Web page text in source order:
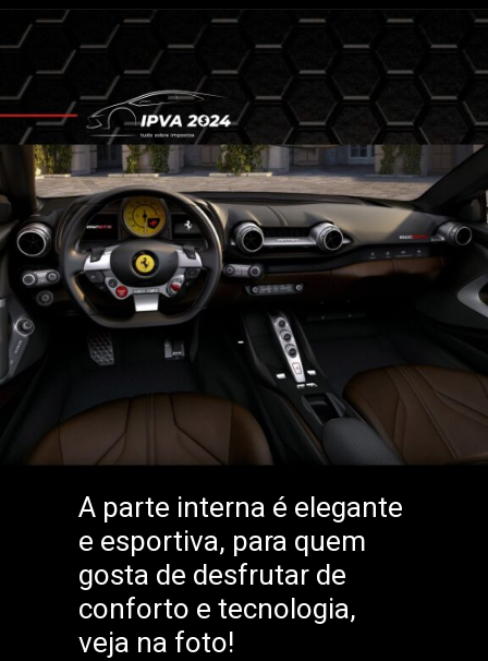
A parte interna é elegante
e esportiva, para quem
gosta de desfrutar de
conforto e tecnologia,
veja na foto!